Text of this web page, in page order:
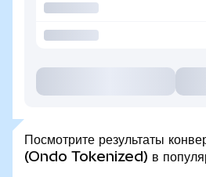
Посмотрите результаты
(Ondo Tokenized) в